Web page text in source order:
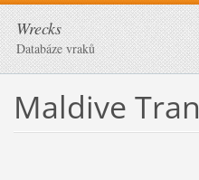
Wrecks
Databáze vraků
Maldive